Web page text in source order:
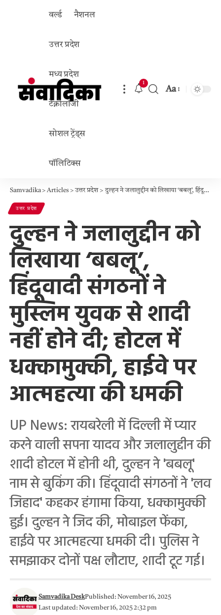
वर्ल्ड नैशनल
उत्तर प्रदेश
मध्य प्रदेश
टेक्नोलॉजी
सोशल ट्रेंड्स
पॉलिटिक्स
1
Aa
Samvadika>Articles >उत्तर प्रदेश>दुल्हन ने जलालुद्दीन को लिखाया ‘बबलू’, हिंदूवादी संगठनों ने मुस्लिम युवक से शादी नहीं होने दी; होटल में धक्कामुक्की, हाईवे पर आत्महत्या की धमकी
उत्तर प्रदेश
दुल्हन ने जलालुद्दीन को
लिखाया ‘बबलू’,
हिंदूवादी संगठनों ने
मुस्लिम युवक से शादी
नहीं होने दी; होटल में
धक्कामुक्की, हाईवे पर
आत्महत्या की धमकी
UP News: रायबरेली में दिल्ली में प्यार
करने वाली सपना यादव और जलालुद्दीन की
शादी होटल में होनी थी, दुल्हन ने 'बबलू'
नाम से बुकिंग की। हिंदूवादी संगठनों ने 'लव
जिहाद' कहकर हंगामा किया, धक्कामुक्की
हुई। दुल्हन ने जिद की, मोबाइल फेंका,
हाईवे पर आत्महत्या धमकी दी। पुलिस ने
समझाकर दोनों पक्ष लौटाए, शादी टूट गई।
Last updated: November 16, 2025 2:32 pm
Samvadika DeskPublished: November 16, 2025